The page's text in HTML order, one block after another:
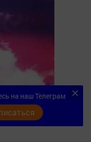
на наш Телеграм